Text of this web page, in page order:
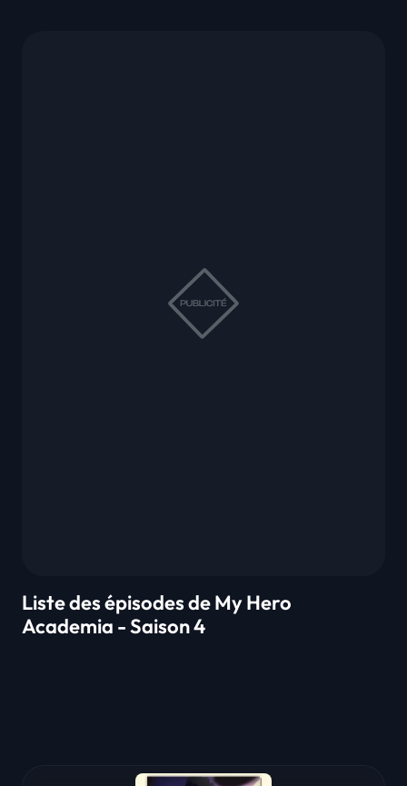
Liste des épisodes de My Hero
Academia - Saison 4